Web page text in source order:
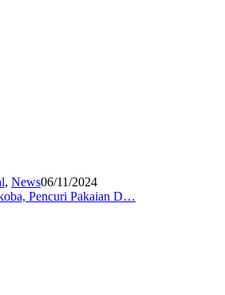
, News06/11/2024
Pencuri Pakaian D…